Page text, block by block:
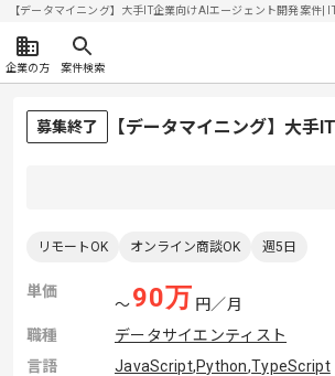
【データマイニング】大手IT企業向けAIエージェント開発案
企業の方 案件検索
募集終了 【データマイニング】大
リモートOK オンライン商談OK 週5日
単価
〜90万 円／月
職種
データサイエンティスト
言語
JavaScript,Python,TypeScript